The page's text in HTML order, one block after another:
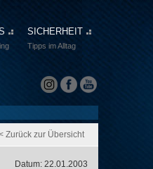
SICHERHEIT
Tipps im Alltag
Zurück zur Übersicht
Datum: 22.01.2003